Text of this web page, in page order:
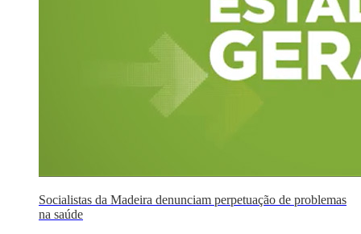
Socialistas da Madeira denunciam perpetuação de problemas
na saúde